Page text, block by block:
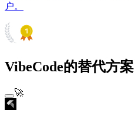
户。
VibeCode的替代方案
🚀